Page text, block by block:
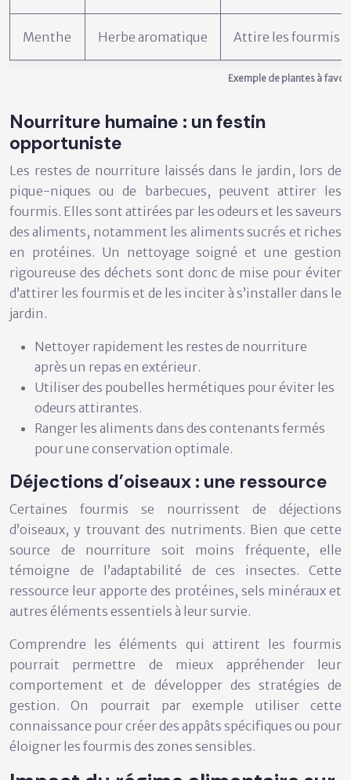
Exemple de plantes à
Menthe Herbe aromatique Attire les fourmis,
Nourriture humaine : un festin
opportuniste
Les restes de nourriture laissés dans le jardin, lors de
pique-niques ou de barbecues, peuvent attirer les
fourmis. Elles sont attirées par les odeurs et les saveurs
des aliments, notamment les aliments sucrés et riches
en protéines. Un nettoyage soigné et une gestion
rigoureuse des déchets sont donc de mise pour éviter
d’attirer les fourmis et de les inciter à s’installer dans le
jardin.
Nettoyer rapidement les restes de nourriture
après un repas en extérieur.
Utiliser des poubelles hermétiques pour éviter les
odeurs attirantes.
Ranger les aliments dans des contenants fermés
pour une conservation optimale.
Déjections d’oiseaux : une ressource
Certaines fourmis se nourrissent de déjections
d’oiseaux, y trouvant des nutriments. Bien que cette
source de nourriture soit moins fréquente, elle
témoigne de l’adaptabilité de ces insectes. Cette
ressource leur apporte des protéines, sels minéraux et
autres éléments essentiels à leur survie.
Comprendre les éléments qui attirent les fourmis
pourrait permettre de mieux appréhender leur
comportement et de développer des stratégies de
gestion. On pourrait par exemple utiliser cette
connaissance pour créer des appâts spécifiques ou pour
éloigner les fourmis des zones sensibles.